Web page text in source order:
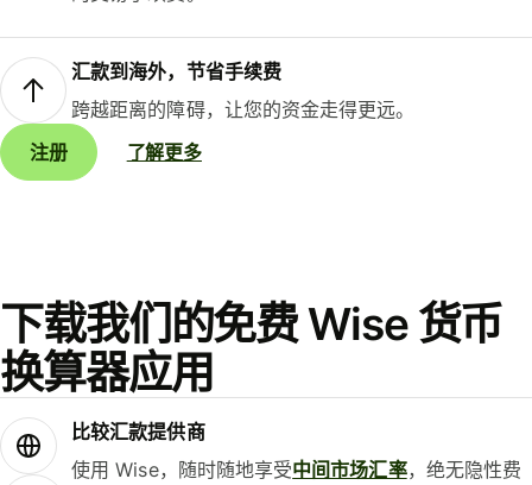
汇款到海外，节省手续费
跨越距离的障碍，让您的资金走得更远。
注册
了解更多
下载我们的免费 Wise 货币
换算器应用
比较汇款提供商
使用 Wise，随时随地享受中间市场汇率，绝无隐性费